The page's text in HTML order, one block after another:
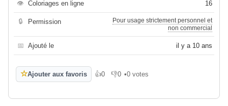
👁 Coloriages en ligne 16
🔒 Permission
Pour usage strictement personnel et
non commercial
📅 Ajouté le il y a 10 ans
☆Ajouter aux favoris 👍0
J'aime👎0
Je n'aime pas
•0 votes